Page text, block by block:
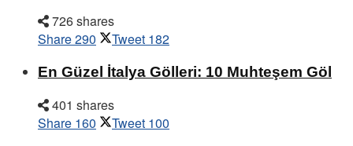
726 shares
Share290 Tweet 182
En Güzel İtalya Gölleri: 10 Muhteşem Göl
401 shares
Share 160 Tweet 100